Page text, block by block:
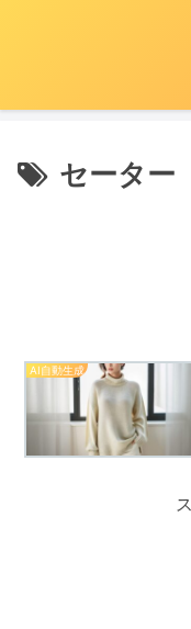
セーター
AI自動生成